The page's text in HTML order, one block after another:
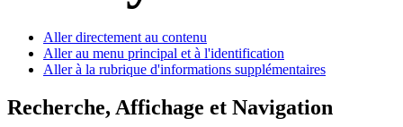
Aller directement au contenu
Aller au menu principal et à l'identification
Aller à la rubrique d'informations supplémentaires
Recherche, Affichage et Navigation